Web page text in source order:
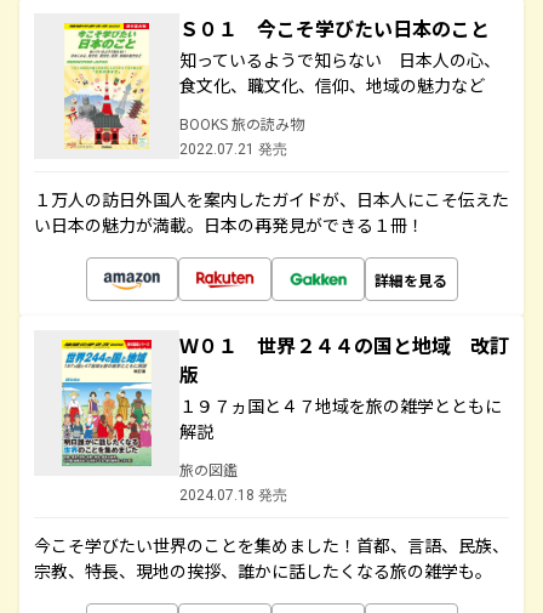
Ｓ０１ 今こそ学びたい日本のこと
知っているようで知らない 日本人の心、
食文化、職文化、信仰、地域の魅力など
BOOKS 旅の読み物
2022.07.21 発売
１万人の訪日外国人を案内したガイドが、日本人にこそ伝えた
い日本の魅力が満載。日本の再発見ができる１冊！
詳細を見る
Ｗ０１ 世界２４４の国と地域 改訂
版
１９７ヵ国と４７地域を旅の雑学とともに
解説
旅の図鑑
2024.07.18 発売
今こそ学びたい世界のことを集めました！首都、言語、民族、
宗教、特長、現地の挨拶、誰かに話したくなる旅の雑学も。